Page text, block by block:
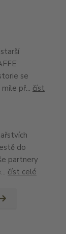
se
př... číst
do
partnery
číst celé